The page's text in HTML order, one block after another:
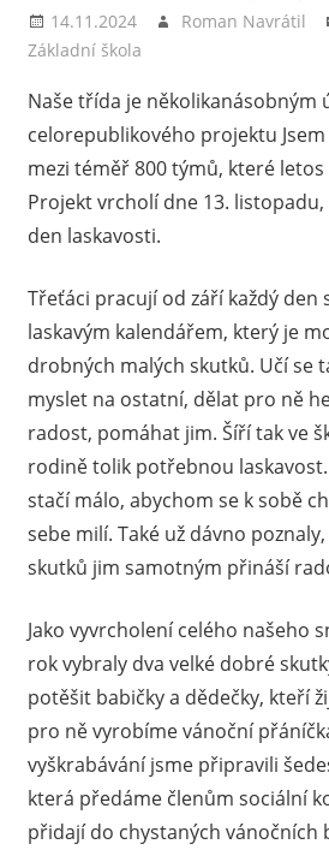
14.11.2024 Roman Navrátil
Základní škola
Naše třída je několikanásobným
celorepublikového projektu
mezi téměř 800 týmů, které
Projekt vrcholí dne 13. listopadu,
den laskavosti.
Třeťáci pracují od září každý den
laskavým kalendářem, který je
drobných malých skutků. Učí se
myslet na ostatní, dělat pro ně
radost, pomáhat jim. Šíří tak ve
rodině tolik potřebnou laskavost.
stačí málo, abychom se k sobě
sebe milí. Také už dávno
skutků jim samotným přináší
Jako vyvrcholení celého našeho
rok vybraly dva velké dobré
potěšit babičky a dědečky, kteří
pro ně vyrobíme vánoční
vyškrabávání jsme připravili
která předáme členům sociální
přidají do chystaných vánočních